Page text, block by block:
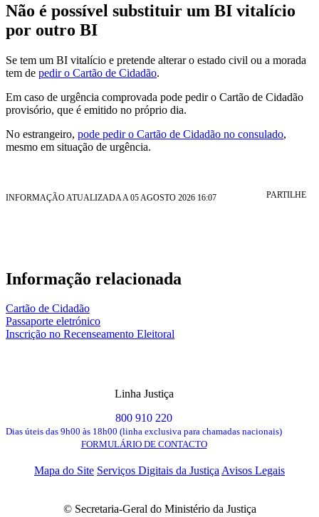
Não é possível substituir um BI vitalício
por outro BI
Se tem um BI vitalício e pretende alteraro estado civil ou a morada
tem de pedir o Cartão de Cidadão.
Em caso de urgência comprovada pode pedir o Cartão de Cidadão
provisório, que é emitido no próprio dia.
No estrangeiro, pode pedir o Cartão de Cidadão no consulado,
mesmo em situação de urgência.
INFORMAÇÃO ATUALIZADA A 05 AGOSTO 2026 16:07 PARTILHE
Informação relacionada
Cartão de Cidadão
Passaporte eletrónico
Inscrição no Recenseamento Eleitoral
Linha Justiça
800 910 220
Dias úteis das 9h00 às 18h00 (linha exclusiva para chamadas nacionais)
FORMULÁRIO DE CONTACTO
Mapa do Site Serviços Digitais da JustiçaAvisos Legais
© Secretaria-Geral do Ministério da Justiça